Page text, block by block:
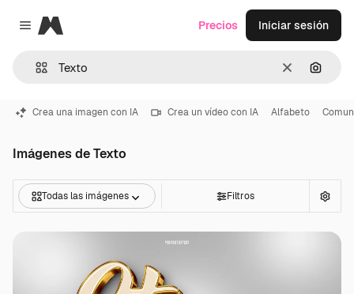
Close menu
Magnific
Borrar
Precios Iniciar sesión
Crea una imagen con IA Crea un vídeo con IA Alfabeto
Imágenes de Texto
Todas las imágenes Filtros